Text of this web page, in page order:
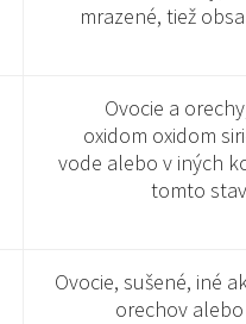
mrazené, tiež
Ovocie a
oxidom oxidom
vode alebo v iných
tomto
Ovocie, sušené, iné
orechov